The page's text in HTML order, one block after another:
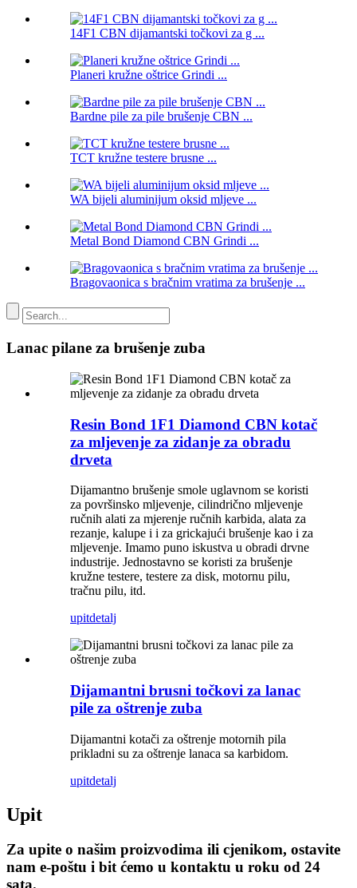
14F1 CBN dijamantski točkovi za g ...
Planeri kružne oštrice Grindi ...
Bardne pile za pile brušenje CBN ...
TCT kružne testere brusne ...
WA bijeli aluminijum oksid mljeve ...
Metal Bond Diamond CBN Grindi ...
Bragovaonica s bračnim vratima za brušenje ...
Lanac pilane za brušenje zuba
Resin Bond 1F1 Diamond CBN kotač
za mljevenje za zidanje za obradu
drveta
Dijamantno brušenje smole uglavnom se koristi
za površinsko mljevenje, cilindrično mljevenje
ručnih alati za mjerenje ručnih karbida, alata za
rezanje, kalupe i i za grickajući brušenje kao i za
mljevenje. Imamo puno iskustva u obradi drvne
industrije. Jednostavno se koristi za brušenje
kružne testere, testere za disk, motornu pilu,
tračnu pilu, itd.
upitdetalj
Dijamantni brusni točkovi za lanac
pile za oštrenje zuba
Dijamantni kotači za oštrenje motornih pila
prikladni su za oštrenje lanaca sa karbidom.
upitdetalj
Upit
Za upite o našim proizvodima ili cjenikom, ostavite
nam e-poštu i bit ćemo u kontaktu u roku od 24